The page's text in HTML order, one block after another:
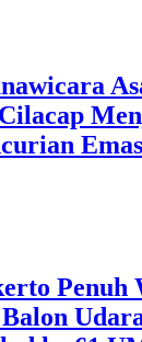
Penuh